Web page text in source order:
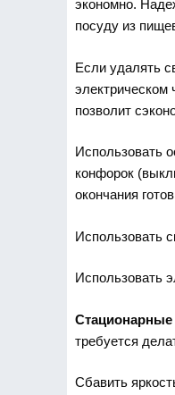
экономно.
посуду из
Если удалять
электрическом
позволит
Использовать
конфорок
окончания
Использовать
Использовать
требуется
Сбавить